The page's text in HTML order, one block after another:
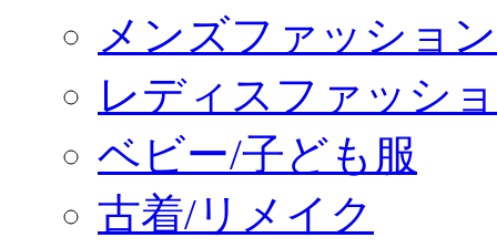
メンズファッション
レディスファッシ
ベビー/子ども服
古着/リメイク